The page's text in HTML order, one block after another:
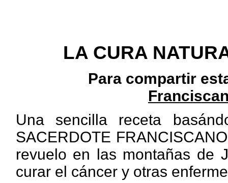
LA CURA
Para compartir
Una sencilla receta
SACERDOTE
revuelo en las montañas de
curar el cáncer y otras